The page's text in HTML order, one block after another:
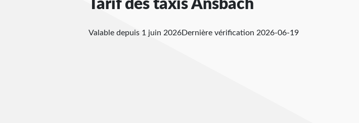
Tarif des taxis Ansbach
Valable depuis 1 juin 2026Dernière vérification 2026-06-19